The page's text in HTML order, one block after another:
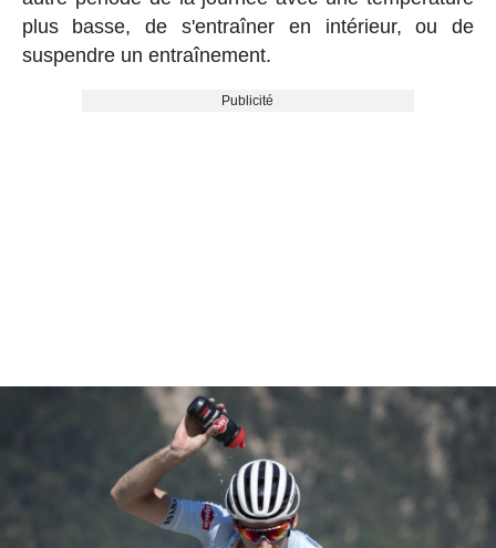
plus basse, de s'entraîner en intérieur, ou de
suspendre un entraînement.
Publicité